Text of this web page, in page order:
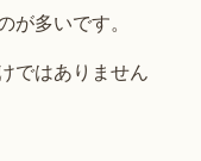
多いです。
ではありません